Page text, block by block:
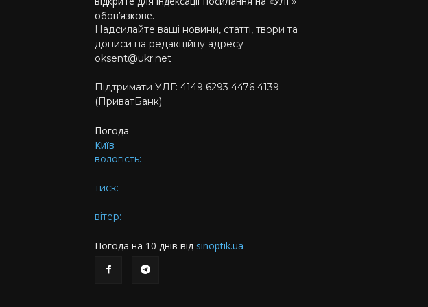
обов’язкове.
Надсилайте ваші новини, статті, твори та
дописи на редакційну адресу
oksent@ukr.net
Підтримати УЛГ: 4149 6293 4476 4139
(ПриватБанк)
Погода
Київ
вологість:
тиск:
вітер:
Погода на 10 днів від sinoptik.ua